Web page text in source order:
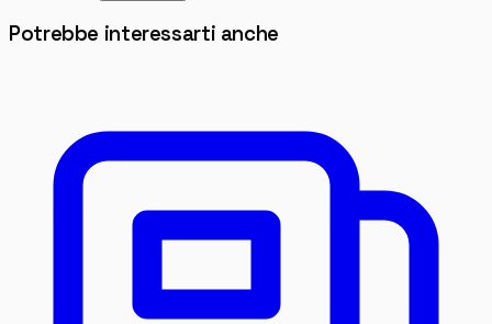
Potrebbe interessarti anche